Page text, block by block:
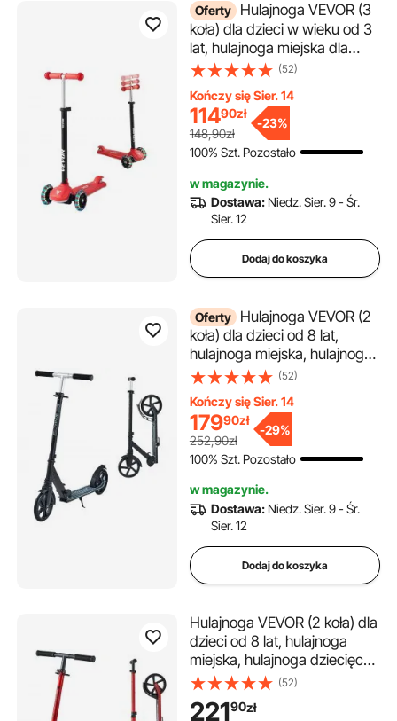
Oferty Hulajnoga VEVOR (3
koła) dla dzieci w wieku od 3
lat, hulajnoga miejska dla
dzieci ze świecącymi kołami,
kierownicy, antypoślizgową
platformą i lekką aluminiową
ramą, hulajnoga dla dzieci do
75 kg, czerwona
(52)
Kończy się Sier. 14
11490zł
148,90zł
-23%
100% Szt. Pozostało
w magazynie.
Dostawa: Niedz. Sier. 9 - Śr.
Sier. 12
Dodaj do koszyka
Oferty Hulajnoga VEVOR (2
koła) dla dzieci od 8 lat,
hulajnoga miejska, hulajnoga
dziecięca, hulajnoga uliczna z
kierownicy, antypoślizgową
platformą i składaną ramą,
hulajnoga do 100 kg, czarna
(52)
Kończy się Sier. 14
17990zł
252,90zł
-29%
100% Szt. Pozostało
w magazynie.
Dostawa: Niedz. Sier. 9 - Śr.
Sier. 12
Dodaj do koszyka
Hulajnoga VEVOR (2 koła) dla
dzieci od 8 lat, hulajnoga
miejska, hulajnoga dziecięca,
hulajnoga uliczna z
regulowaną wysokością
kierownicy i antypoślizgową
(52)
22190zł